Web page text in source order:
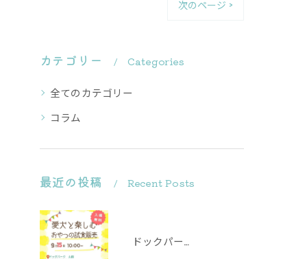
次のページ >
カテゴリー Categories
全てのカテゴリー
コラム
最近の投稿 Recent Posts
ドックパーク山国での試食販売会にお越し頂きありがとうございました✨